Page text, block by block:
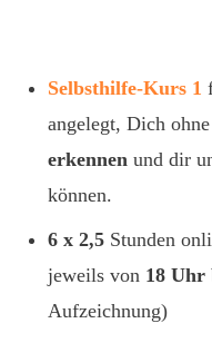
Selbsthilfe-Kurs 1
angelegt, Dich
erkennen und dir
können.
6 x 2,5 Stunden
jeweils von 18 Uhr
Aufzeichnung)